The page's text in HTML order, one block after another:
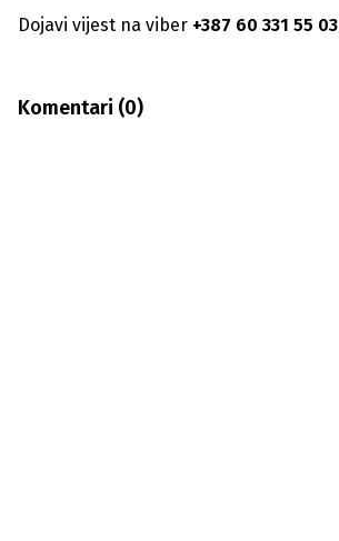
Dojavi vijest na viber +387 60 331 55 03
Komentari (0)